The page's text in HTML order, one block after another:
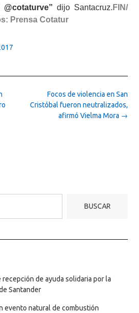
dijo Santacruz. FIN/
Prensa Cotatur
Focos de violencia en San
Cristóbal fueron neutralizados,
afirmó Vielma Mora →
BUSCAR
de ayuda solidaria por la
Santander
evento natural de combustión